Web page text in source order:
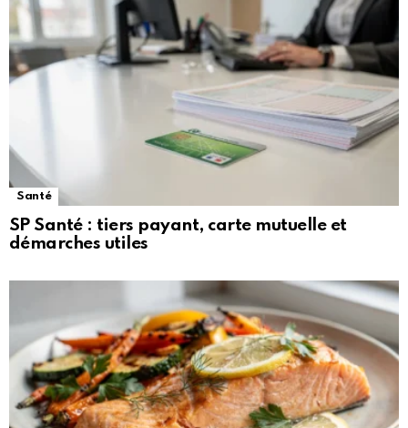
Santé
SP Santé : tiers payant, carte mutuelle et
démarches utiles